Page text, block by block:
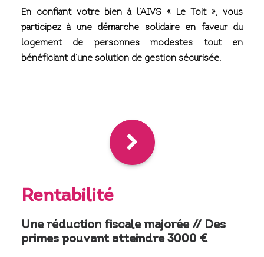
En confiant votre bien à l’AIVS « Le Toit », vous
participez à une démarche solidaire en faveur du
logement de personnes modestes tout en
bénéficiant d’une solution de gestion sécurisée.
Rentabilité
Une réduction fiscale majorée // Des
primes pouvant atteindre 3000 €